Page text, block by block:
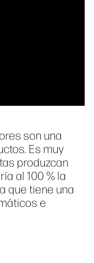
son una
Es muy
produzcan
al 100 % la
que tiene una
e